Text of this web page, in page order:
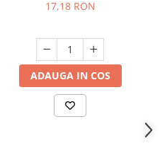
17,18 RON
ADAUGA IN COS